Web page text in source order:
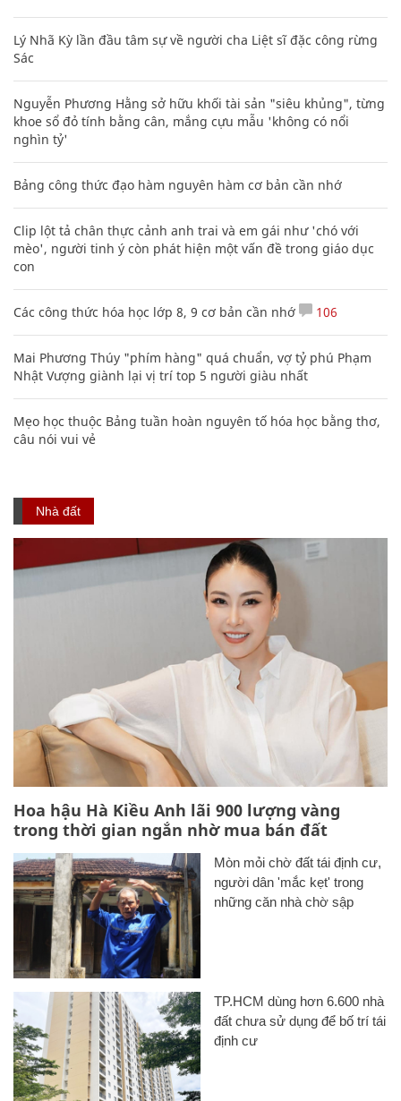
Lý Nhã Kỳ lần đầu tâm sự về người cha Liệt sĩ đặc công rừng
Sác
Nguyễn Phương Hằng sở hữu khối tài sản "siêu khủng", từng
khoe sổ đỏ tính bằng cân, mắng cựu mẫu 'không có nổi
nghìn tỷ'
Bảng công thức đạo hàm nguyên hàm cơ bản cần nhớ
Clip lột tả chân thực cảnh anh trai và em gái như 'chó với
mèo', người tinh ý còn phát hiện một vấn đề trong giáo dục
con
Các công thức hóa học lớp 8, 9 cơ bản cần nhớ 106
Mai Phương Thúy "phím hàng" quá chuẩn, vợ tỷ phú Phạm
Nhật Vượng giành lại vị trí top 5 người giàu nhất
Mẹo học thuộc Bảng tuần hoàn nguyên tố hóa học bằng thơ,
câu nói vui vẻ
Nhà đất
Hoa hậu Hà Kiều Anh lãi 900 lượng vàng
trong thời gian ngắn nhờ mua bán đất
Mòn mỏi chờ đất tái định cư,
người dân 'mắc kẹt' trong
những căn nhà chờ sập
TP.HCM dùng hơn 6.600 nhà
đất chưa sử dụng để bố trí tái
định cư